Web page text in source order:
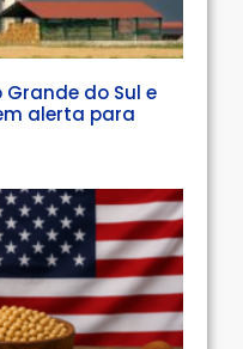
do Sul e
alerta para